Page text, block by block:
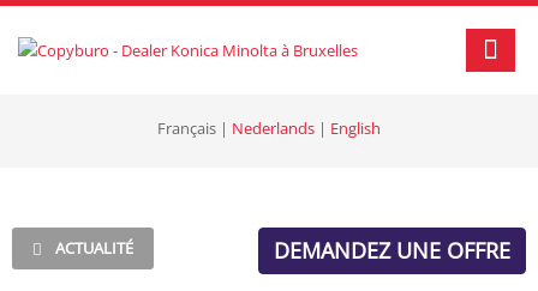
Français | Nederlands | English
ACTUALITÉ DEMANDEZ UNE OFFRE